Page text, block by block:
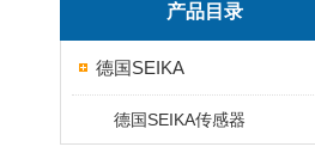
产品目录
德国SEIKA
德国SEIKA传感器